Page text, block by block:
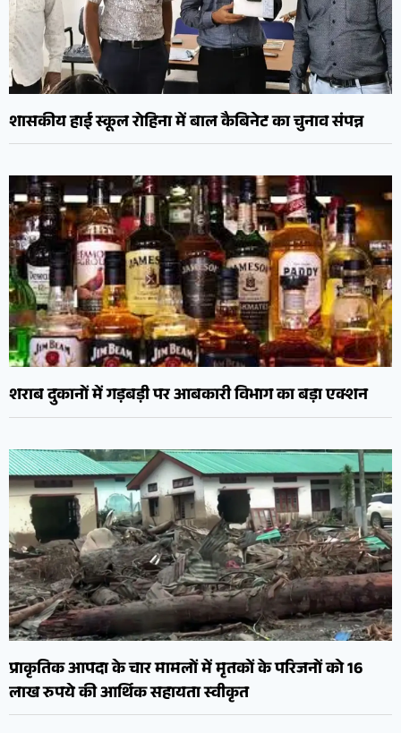
शासकीय हाई स्कूल रोहिना में बाल कैबिनेट का चुनाव संपन्न
शराब दुकानों में गड़बड़ी पर आबकारी विभाग का बड़ा एक्शन
प्राकृतिक आपदा के चार मामलों में मृतकों के परिजनों को 16
लाख रुपये की आर्थिक सहायता स्वीकृत